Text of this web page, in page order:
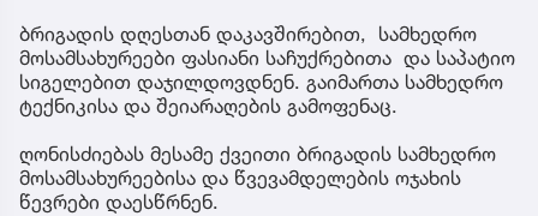
ბრიგადის დღესთან დაკავშირებით, სამხედრო
მოსამსახურეები ფასიანი საჩუქრებითა და საპატიო
სიგელებით დაჯილდოვდნენ. გაიმართა სამხედრო
ტექნიკისა და შეიარაღების გამოფენაც.
ღონისძიებას მესამე ქვეითი ბრიგადის სამხედრო
მოსამსახურეებისა და წვევამდელების ოჯახის
წევრები დაესწრნენ.